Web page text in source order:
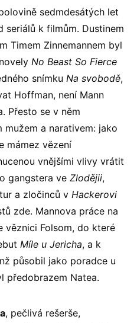
sedmdesátých let
k filmům. Dustinem
Timem Zinnemannem byl
No Beast So Fierce
snímku Na svobodě,
Hoffman, není Mann
Přesto se v něm
mužem a narativem: jako
mámez vězení
vnějšími vlivy vrátit
gangstera ve Zlodějii,
a zločinců v Hackerovi
zde. Mannova práce na
věznici Folsom, do které
Míle u Jericha, a k
působil jako poradce u
předobrazem Natea.
, pečlivá rešerše,